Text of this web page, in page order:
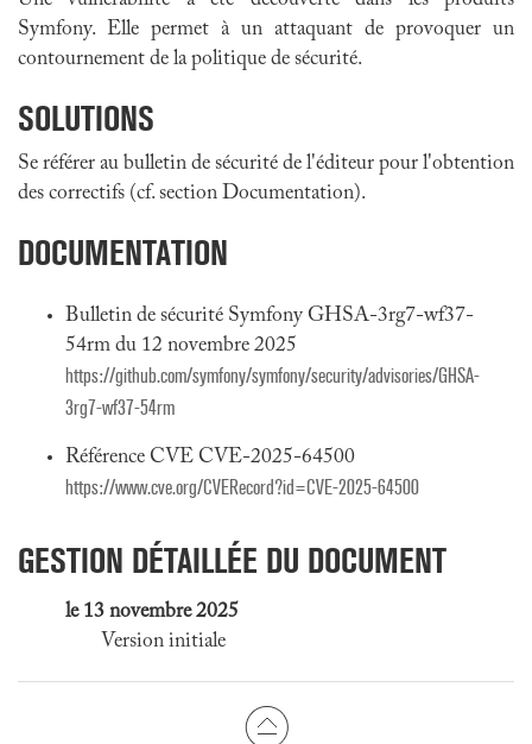
Symfony. Elle permet à un attaquant de provoquer un
contournement de la politique de sécurité.
SOLUTIONS
Se référer au bulletin de sécurité de l'éditeur pour l'obtention
des correctifs (cf. section Documentation).
DOCUMENTATION
Bulletin de sécurité Symfony GHSA-3rg7-wf37-
54rm du 12 novembre 2025
https://github.com/symfony/symfony/security/advisories/GHSA-
3rg7-wf37-54rm
Référence CVE CVE-2025-64500
https://www.cve.org/CVERecord?id=CVE-2025-64500
GESTION DÉTAILLÉE DU DOCUMENT
le 13 novembre 2025
Version initiale